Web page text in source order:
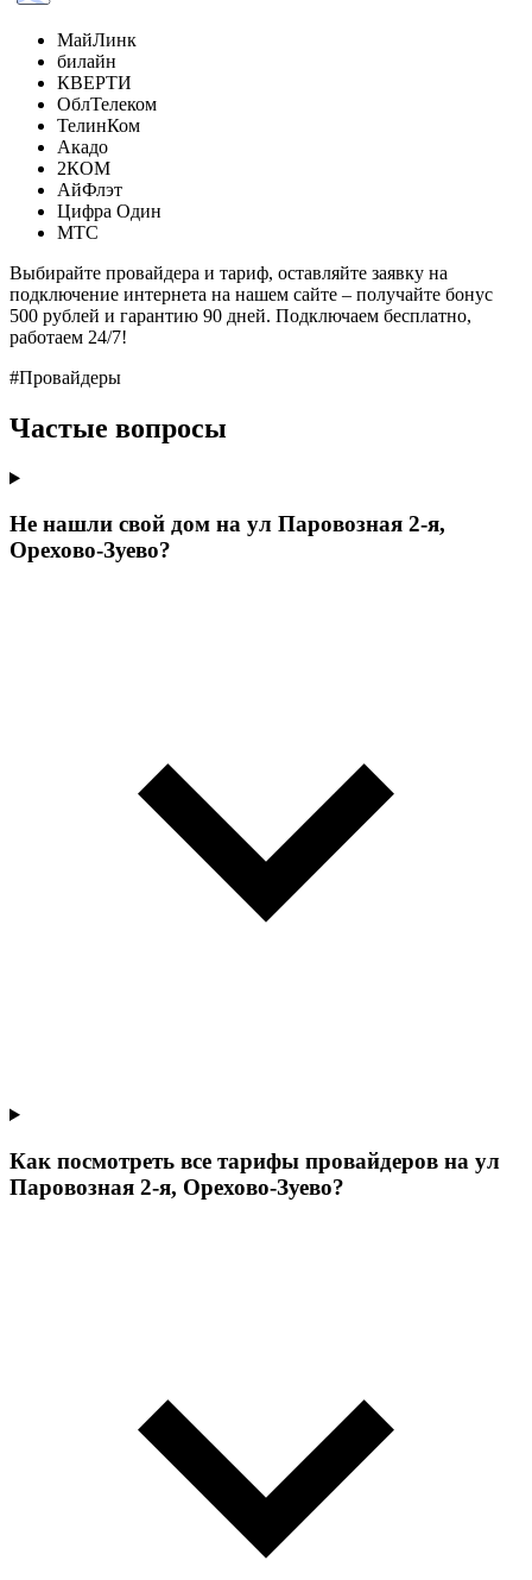
МайЛинк
билайн
КВЕРТИ
ОблТелеком
ТелинКом
Акадо
2КОМ
АйФлэт
Цифра Один
МТС
Выбирайте провайдера и тариф, оставляйте заявку на
подключение интернета на нашем сайте – получайте бонус
500 рублей и гарантию 90 дней. Подключаем бесплатно,
работаем 24/7!
#Провайдеры
Частые вопросы
Не нашли свой дом на ул Паровозная 2-я,
Орехово-Зуево?
Как посмотреть все тарифы провайдеров на ул
Паровозная 2-я, Орехово-Зуево?